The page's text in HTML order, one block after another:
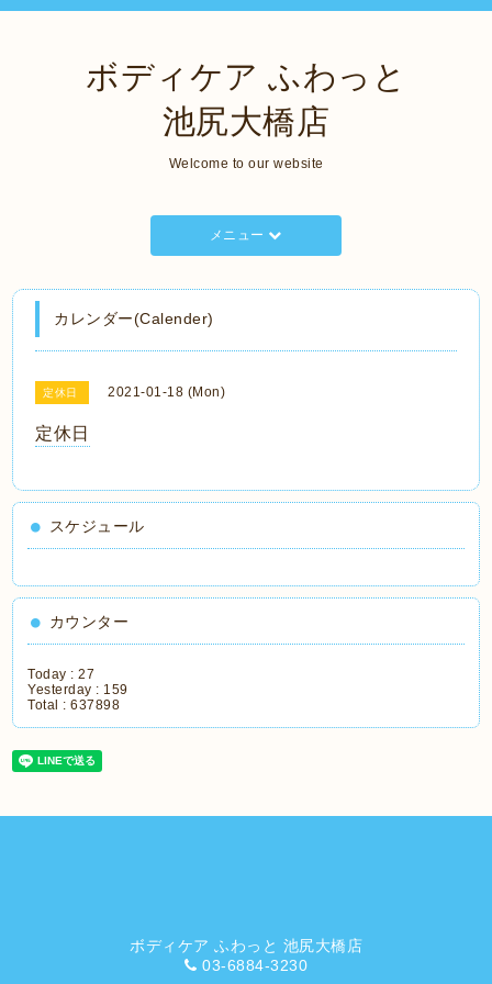
ボディケア ふわっと
池尻大橋店
Welcome to our website
メニュー
カレンダー(Calender)
定休日 2021-01-18 (Mon)
定休日
スケジュール
カウンター
Today :27
Yesterday : 159
Total :637898
ボディケア ふわっと 池尻大橋店
03-6884-3230